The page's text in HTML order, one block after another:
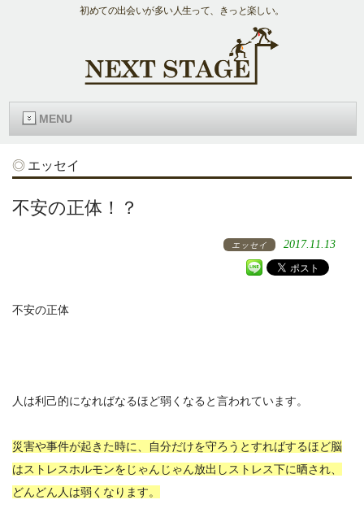
初めての出会いが多い人生って、きっと楽しい。
MENU
エッセイ
不安の正体！？
エッセイ 2017.11.13
不安の正体
人は利己的になればなるほど弱くなると言われています。
災害や事件が起きた時に、自分だけを守ろうとすればするほど脳
はストレスホルモンをじゃんじゃん放出しストレス下に晒され、
どんどん人は弱くなります。